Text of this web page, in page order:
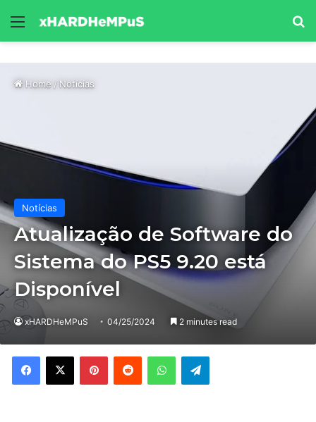
Menu
Home/Notícias
Notícias
Atualização de Software do
Sistema do PS5 9.20 está
Disponível
xHARDHeMPuS 04/25/2024 2 minutes read
Facebook
X PinterestReddit WhatsAppTelegram